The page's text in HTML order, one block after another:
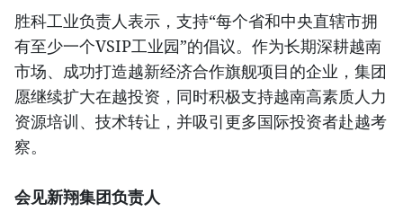
胜科工业负责人表示，支持“每个省和中央直辖市拥
有至少一个VSIP工业园”的倡议。作为长期深耕越南
市场、成功打造越新经济合作旗舰项目的企业，集团
愿继续扩大在越投资，同时积极支持越南高素质人力
资源培训、技术转让，并吸引更多国际投资者赴越考
察。
会见新翔集团负责人